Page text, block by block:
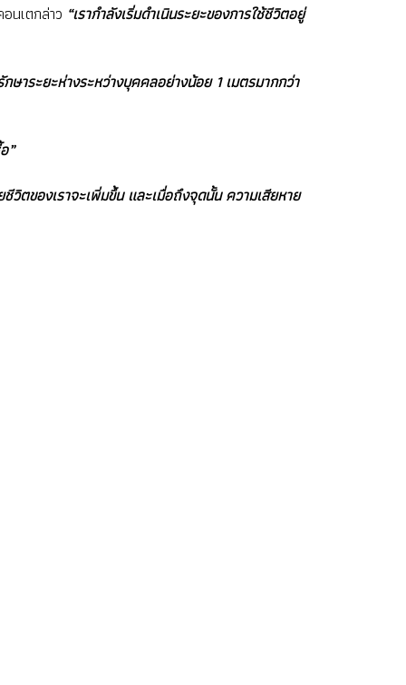
อนเตกล่าว “เรากำลังเริ่มดำเนินระยะของการใช้ชีวิตอยู่
าระยะห่างระหว่างบุคคลอย่างน้อย 1 เมตรมากกว่า
”
วิตของเราจะเพิ่มขึ้น และเมื่อถึงจุดนั้น ความเสียหาย